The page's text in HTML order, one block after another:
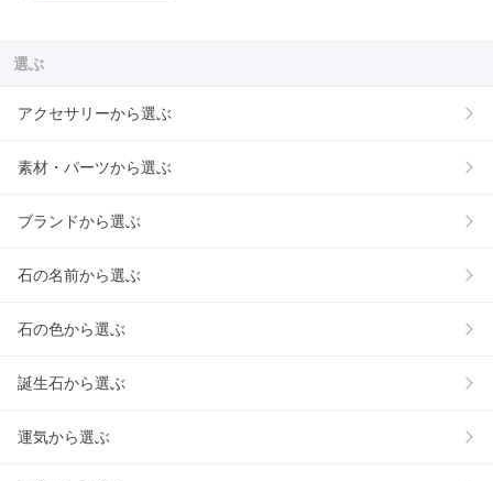
選ぶ
アクセサリーから選ぶ
素材・パーツから選ぶ
ブランドから選ぶ
石の名前から選ぶ
石の色から選ぶ
誕生石から選ぶ
運気から選ぶ